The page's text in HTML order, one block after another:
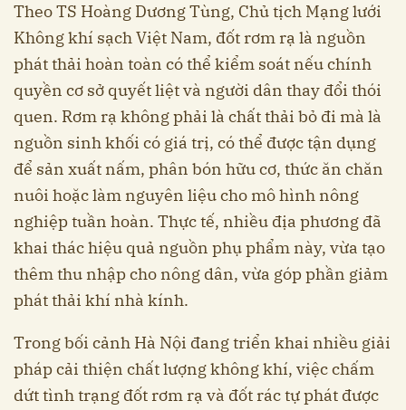
Theo TS Hoàng Dương Tùng, Chủ tịch Mạng lưới
Không khí sạch Việt Nam, đốt rơm rạ là nguồn
phát thải hoàn toàn có thể kiểm soát nếu chính
quyền cơ sở quyết liệt và người dân thay đổi thói
quen. Rơm rạ không phải là chất thải bỏ đi mà là
nguồn sinh khối có giá trị, có thể được tận dụng
để sản xuất nấm, phân bón hữu cơ, thức ăn chăn
nuôi hoặc làm nguyên liệu cho mô hình nông
nghiệp tuần hoàn. Thực tế, nhiều địa phương đã
khai thác hiệu quả nguồn phụ phẩm này, vừa tạo
thêm thu nhập cho nông dân, vừa góp phần giảm
phát thải khí nhà kính.
Trong bối cảnh Hà Nội đang triển khai nhiều giải
pháp cải thiện chất lượng không khí, việc chấm
dứt tình trạng đốt rơm rạ và đốt rác tự phát được